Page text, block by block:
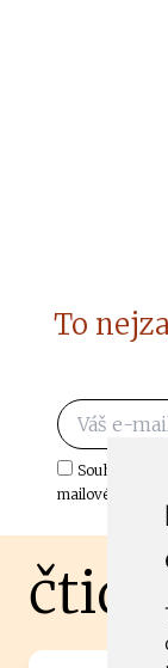
To
Souhlasím s
mailové